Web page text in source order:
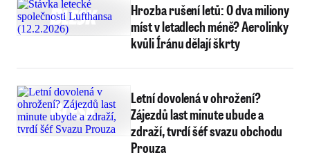
Hrozba rušení letů: O dva miliony
míst v letadlech méně? Aerolinky
kvůli Íránu dělají škrty
Letní dovolená v ohrožení?
Zájezdů last minute ubude a
zdraží, tvrdí šéf svazu obchodu
Prouza